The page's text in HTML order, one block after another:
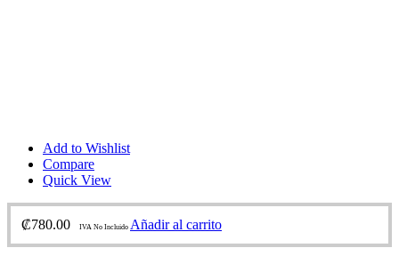
Add to Wishlist
Compare
Quick View
₡780.00 IVA No Incluido Añadir al carrito